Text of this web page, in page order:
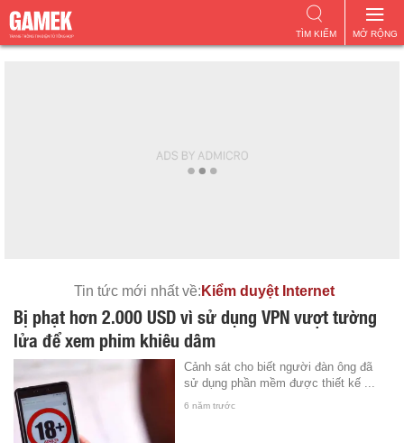
MỞ RỘNG
TÌM KIẾM
Tin tức mới nhất về: Kiểm duyệt Internet
Bị phạt hơn 2.000 USD vì sử dụng VPN vượt tường
lửa để xem phim khiêu dâm
Cảnh sát cho biết người đàn ông đã
sử dụng phần mềm được thiết kế ...
6 năm trước